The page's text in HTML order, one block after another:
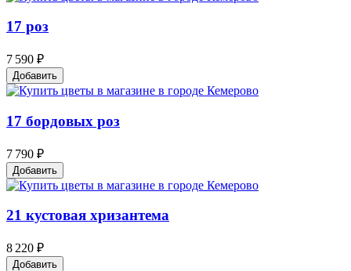
17 роз
7 590 ₽
Добавить
17 бордовых роз
7 790 ₽
Добавить
21 кустовая хризантема
8 220 ₽
Добавить